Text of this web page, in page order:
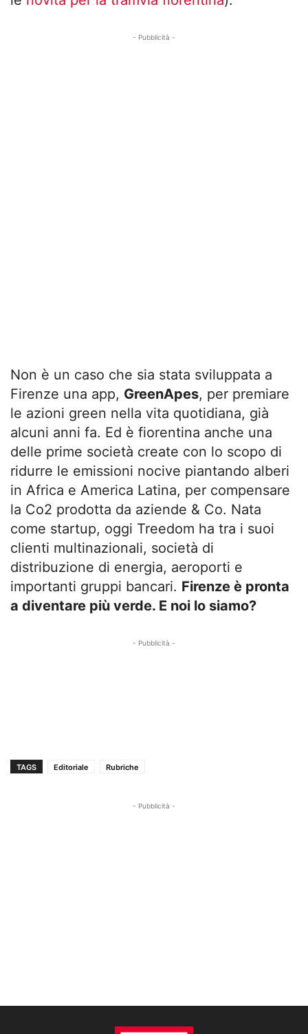
- Pubblicità -
Non è un caso che sia stata sviluppata a
Firenze una app, GreenApes, per premiare
le azioni green nella vita quotidiana, già
alcuni anni fa. Ed è fiorentina anche una
delle prime società create con lo scopo di
ridurre le emissioni nocive piantando alberi
in Africa e America Latina, per compensare
la Co2 prodotta da aziende & Co. Nata
come startup, oggi Treedom ha tra i suoi
clienti multinazionali, società di
distribuzione di energia, aeroporti e
importanti gruppi bancari. Firenze è pronta
a diventare più verde. E noi lo siamo?
- Pubblicità -
TAGS Editoriale Rubriche
- Pubblicità -